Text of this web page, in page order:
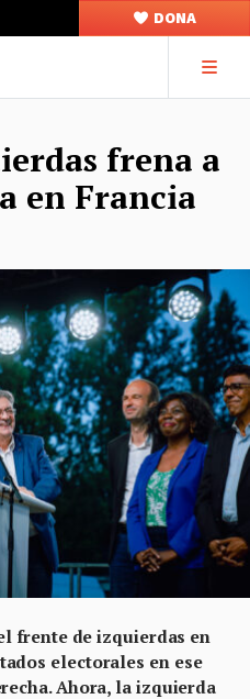
DONA
frena a
en Francia
frente de izquierdas en
electorales en ese
Ahora, la izquierda